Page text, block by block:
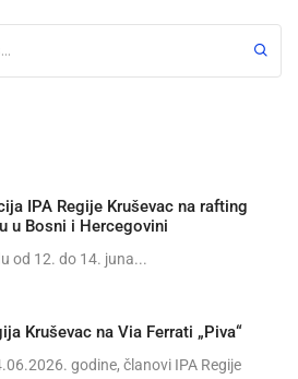
IPA Regije Kruševac na rafting
u Bosni i Hercegovini
od 12. do 14. juna...
Kruševac na Via Ferrati „Piva“
godine, članovi IPA Regije